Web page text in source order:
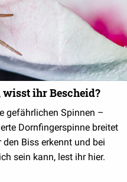
ihr Bescheid?
gefährlichen Spinnen –
Dornfingerspinne breitet
Biss erkennt und bei
sein kann, lest ihr hier.